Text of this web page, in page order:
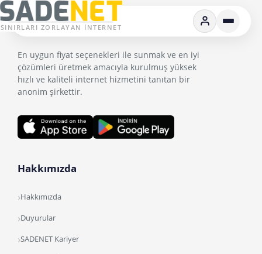
SINIRLARI ZORLAYAN İNTERNET
En uygun fiyat seçenekleri ile sunmak ve en iyi
çözümleri üretmek amacıyla kurulmuş yüksek
hızlı ve kaliteli internet hizmetini tanıtan bir
anonim şirkettir.
Hakkımızda
Hakkımızda
Duyurular
SADENET Kariyer